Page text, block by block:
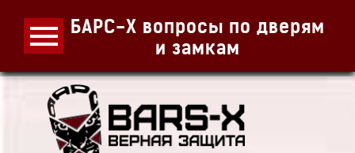
БАРС-Х вопросы по дверям
и замкам